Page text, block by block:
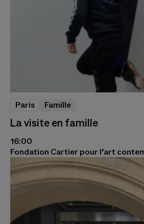
La visite en famille
Paris Famille
16:00
Fondation Cartier pour l’art